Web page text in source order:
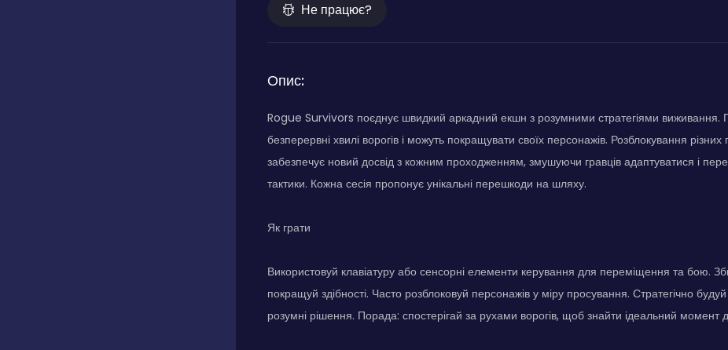
Не працює?
Опис:
Rogue Survivors поєднує швидкий аркадний екшн з розумними стратегіями виживання.
безперервні хвилі ворогів і можуть покращувати своїх персонажів. Розблокування різних
забезпечує новий досвід з кожним проходженням, змушуючи гравців адаптуватися і
тактики. Кожна сесія пропонує унікальні перешкоди на шляху.
Як грати
Використовуй клавіатуру або сенсорні елементи керування для переміщення та бою.
покращуй здібності. Часто розблоковуй персонажів у міру просування. Стратегічно
розумні рішення. Порада: спостерігай за рухами ворогів, щоб знайти ідеальний момент